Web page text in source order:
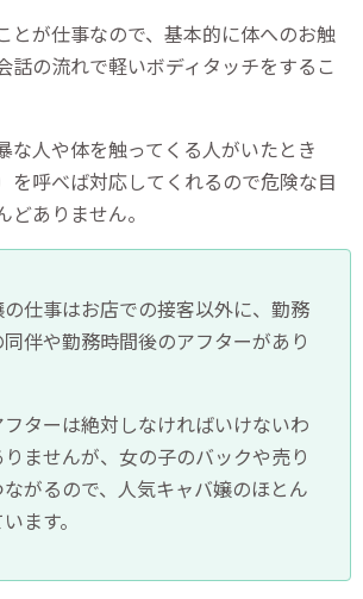
とが仕事なので、基本的に体へのお触
話の流れで軽いボディタッチをするこ
な人や体を触ってくる人がいたとき
を呼べば対応してくれるので危険な目
ありません。
の仕事はお店での接客以外に、勤務
伴や勤務時間後のアフターがあり
ターは絶対しなければいけないわ
ませんが、女の子のバックや売り
がるので、人気キャバ嬢のほとん
ます。